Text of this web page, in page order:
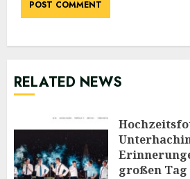
RELATED NEWS
großen Tag